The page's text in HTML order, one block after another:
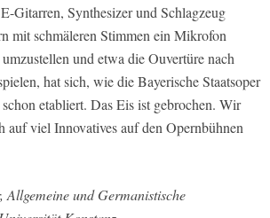
Gitarren, Synthesizer und Schlagzeug
mit schmäleren Stimmen ein Mikrofon
und etwa die Ouvertüre nach
hat sich, wie die Bayerische Staatsoper
etabliert. Das Eis ist gebrochen. Wir
auf viel Innovatives auf den Opernbühnen
Allgemeine und Germanistische